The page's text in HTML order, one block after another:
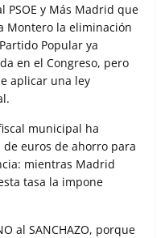
PSOE y Más Madrid que
Montero la eliminación
Popular ya
en el Congreso, pero
aplicar una ley
municipal ha
euros de ahorro para
mientras Madrid
tasa la impone
al SANCHAZO, porque